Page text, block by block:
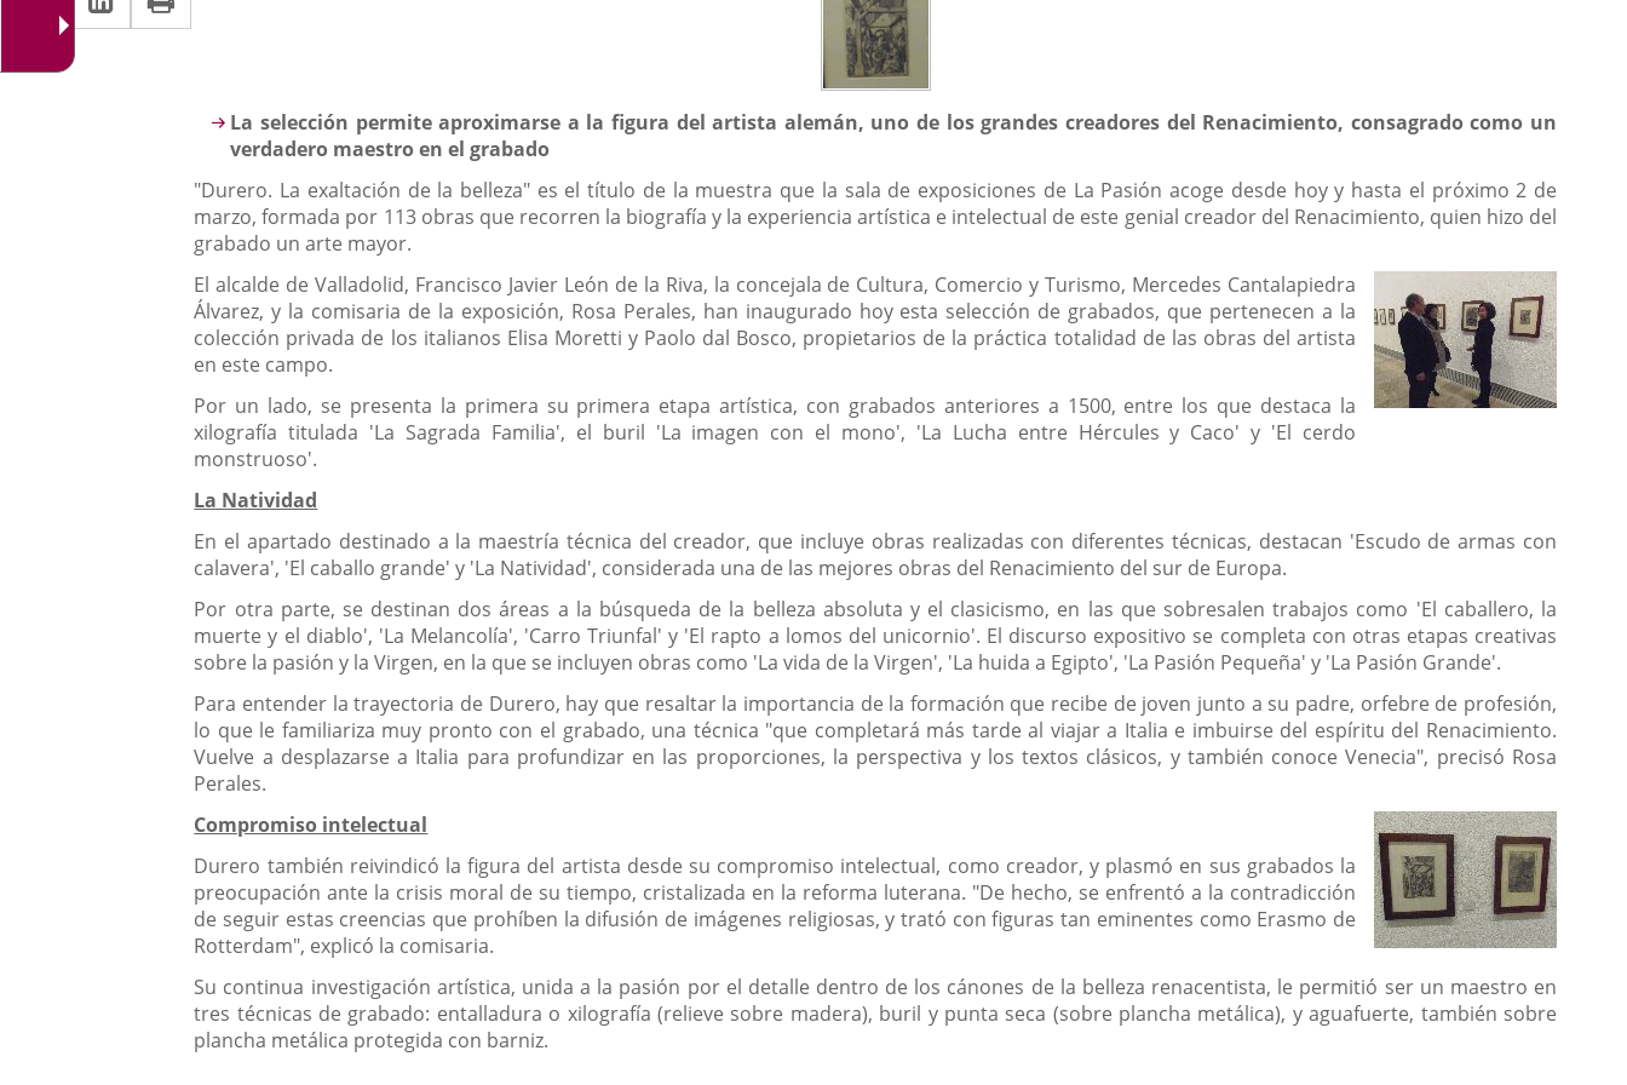
aplicación
a
aplicaciónDescripción
La selección permite aproximarse a la figura del artista alemán, uno de los grandes creadores del Renacimiento, consagrado como un
verdadero maestro en el grabado
"Durero. La exaltación de la belleza" es el título de la muestra que la sala de exposiciones de La Pasión acoge desde hoy y hasta el próximo 2 de
marzo, formada por 113 obras que recorren la biografía y la experiencia artística e intelectual de este genial creador del Renacimiento, quien hizo del
grabado un arte mayor.
El alcalde de Valladolid, Francisco Javier León de la Riva, la concejala de Cultura, Comercio y Turismo, Mercedes Cantalapiedra
Álvarez, y la comisaria de la exposición, Rosa Perales, han inaugurado hoy esta selección de grabados, que pertenecen a la
colección privada de los italianos Elisa Moretti y Paolo dal Bosco, propietarios de la práctica totalidad de las obras del artista
en este campo.
Por un lado, se presenta la primera su primera etapa artística, con grabados anteriores a 1500, entre los que destaca la
xilografía titulada 'La Sagrada Familia', el buril 'La imagen con el mono', 'La Lucha entre Hércules y Caco' y 'El cerdo
monstruoso'.
La Natividad
En el apartado destinado a la maestría técnica del creador, que incluye obras realizadas con diferentes técnicas, destacan 'Escudo de armas con
calavera', 'El caballo grande' y 'La Natividad', considerada una de las mejores obras del Renacimiento del sur de Europa.
Por otra parte, se destinan dos áreas a la búsqueda de la belleza absoluta y el clasicismo, en las que sobresalen trabajos como 'El caballero, la
muerte y el diablo', 'La Melancolía', 'Carro Triunfal' y 'El rapto a lomos del unicornio'. El discurso expositivo se completa con otras etapas creativas
sobre la pasión y la Virgen, en la que se incluyen obras como 'La vida de la Virgen', 'La huida a Egipto', 'La Pasión Pequeña' y 'La Pasión Grande'.
Para entender la trayectoria de Durero, hay que resaltar la importancia de la formación que recibe de joven junto a su padre, orfebre de profesión,
lo que le familiariza muy pronto con el grabado, una técnica "que completará más tarde al viajar a Italia e imbuirse del espíritu del Renacimiento.
Vuelve a desplazarse a Italia para profundizar en las proporciones, la perspectiva y los textos clásicos, y también conoce Venecia", precisó Rosa
Perales.
Compromiso intelectual
Durero también reivindicó la figura del artista desde su compromiso intelectual, como creador, y plasmó en sus grabados la
preocupación ante la crisis moral de su tiempo, cristalizada en la reforma luterana. "De hecho, se enfrentó a la contradicción
de seguir estas creencias que prohíben la difusión de imágenes religiosas, y trató con figuras tan eminentes como Erasmo de
Rotterdam", explicó la comisaria.
Su continua investigación artística, unida a la pasión por el detalle dentro de los cánones de la belleza renacentista, le permitió ser un maestro en
tres técnicas de grabado: entalladura o xilografía (relieve sobre madera), buril y punta seca (sobre plancha metálica), y aguafuerte, también sobre
plancha metálica protegida con barniz.